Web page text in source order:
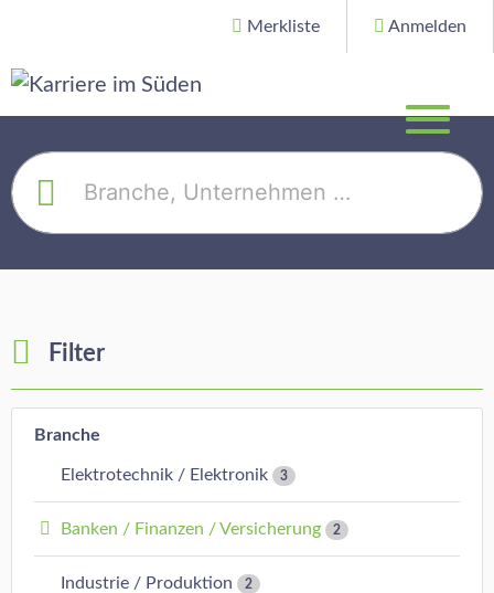
Merkliste Anmelden
Filter
Branche
Elektrotechnik / Elektronik 3
Banken / Finanzen / Versicherung 2
Industrie / Produktion 2